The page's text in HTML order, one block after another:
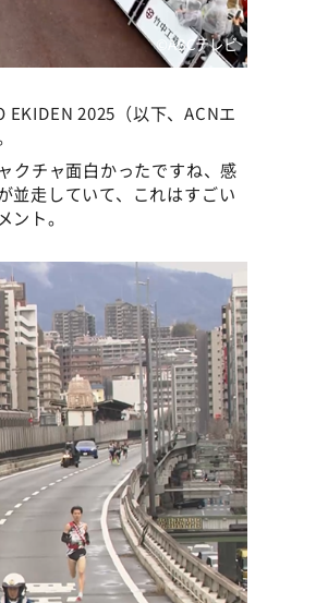
©ABCテレビ
2025（以下、ACNエ
クチャ面白かったですね、感
並走していて、これはすごい
ト。